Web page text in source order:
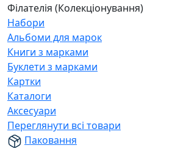
Філателія (Колекціонування)
Набори
Альбоми для марок
Книги з марками
Буклети з марками
Картки
Каталоги
Аксесуари
Переглянути всі товари
Паковання